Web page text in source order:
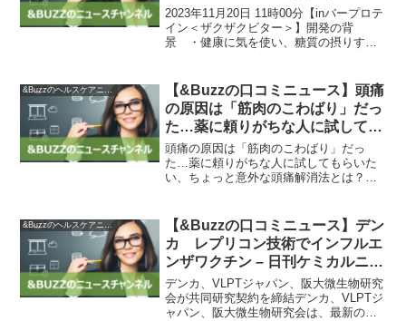
甘さ控えめな“ビター味”が新登
場。「ｉｎバープロテイン＜ザク
ザクビター＞」11月27日（月）
プレスリリース
2023年11月20日 11時00分【inバープロテ
イン＜ザクザクビター＞】開発の背
景 ・健康に気を使い、糖質の摂りすぎ
染症が5類に移行し、お客様の行動・意識
の変化として...
&Buzzのヘルスケアニュース
【&Buzzの口コミニュース】頭痛
の原因は「筋肉のこわばり」だっ
た…薬に頼りがちな人に試しても
らいたい、ちょっと意外な頭痛解
消法とは？|au Webポータル国内
ニュース
頭痛の原因は「筋肉のこわばり」だっ
た…薬に頼りがちな人に試してもらいた
い、ちょっと意外な頭痛解消法とは？老
の大病が隠れていることもあり、命の危
険に晒されるリスクにも目を...
&Buzzのヘルスケアニュース
【&Buzzの口コミニュース】デン
カ レプリコン技術でインフルエ
ンザワクチン – 日刊ケミカルニュ
ース
デンカ、VLPTジャパン、阪大微生物研究
会が共同研究契約を締結デンカ、VLPTジ
ャパン、阪大微生物研究会は、最新のレ